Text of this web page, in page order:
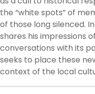
the “white spots” of
of those long silenced.
shares his impressions
conversations with its
seeks to place these
context of the local